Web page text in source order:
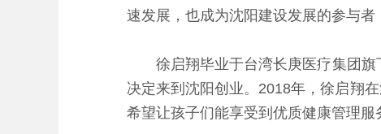
速发展，也成为沈阳建设发展的参与者
徐启翔毕业于台湾长庚医疗集团旗
决定来到沈阳创业。2018年，徐启翔
希望让孩子们能享受到优质健康管理服